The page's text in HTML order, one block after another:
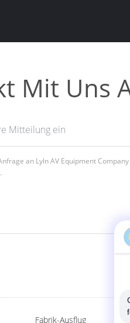
Mit Uns
Mitteilung ein
Fabrik-Ausflug